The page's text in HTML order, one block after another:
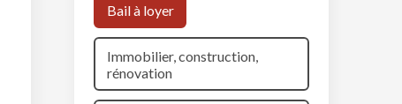
Bail à loyer
Immobilier, construction,
rénovation